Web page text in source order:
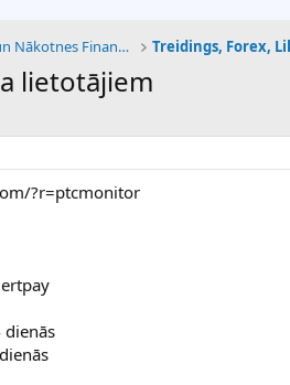
Tehnoloģijas, Kriptovalūtas un Nākotnes Finanses Treidings, Forex,
lietotājiem
?r=ptcmonitor
dienās